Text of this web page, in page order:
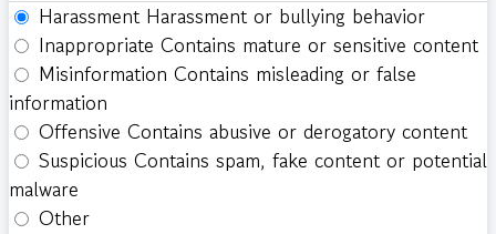
Harassment Harassment or bullying behavior
Inappropriate Contains mature or sensitive content
Misinformation Contains misleading or false
information
Offensive Contains abusive or derogatory content
Suspicious Contains spam, fake content or potential
malware
Other